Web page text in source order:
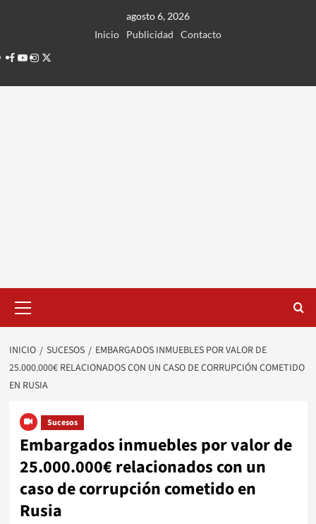
agosto 6, 2026
Inicio
Publicidad
Contacto
Facebook
Youtube
Instagram
Twitter
principal
INICIO SUCESOS
EMBARGADOS INMUEBLES POR VALOR DE
25.000.000€ RELACIONADOS CON UN CASO DE CORRUPCIÓN COMETIDO
EN RUSIA
Sucesos
Embargados inmuebles por valor de
25.000.000€ relacionados con un
caso de corrupción cometido en
Rusia